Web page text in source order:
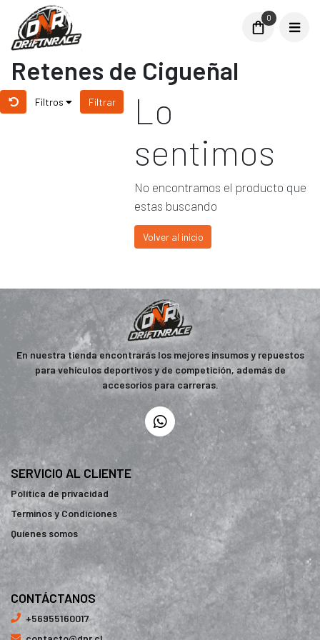
0
Retenes de Cigueñal
Filtros Filtrar
Lo
sentimos
No encontramos el producto que
estas buscando
Volver al inicio
En nuestra tienda encontrarás los mejores insumos y repuestos
para vehículos deportivos y de competición, además de
accesorios para carreras.
SERVICIO AL CLIENTE
Política de privacidad
Terminos y Condiciones
Quienes somos
CONTÁCTANOS
+56955160017